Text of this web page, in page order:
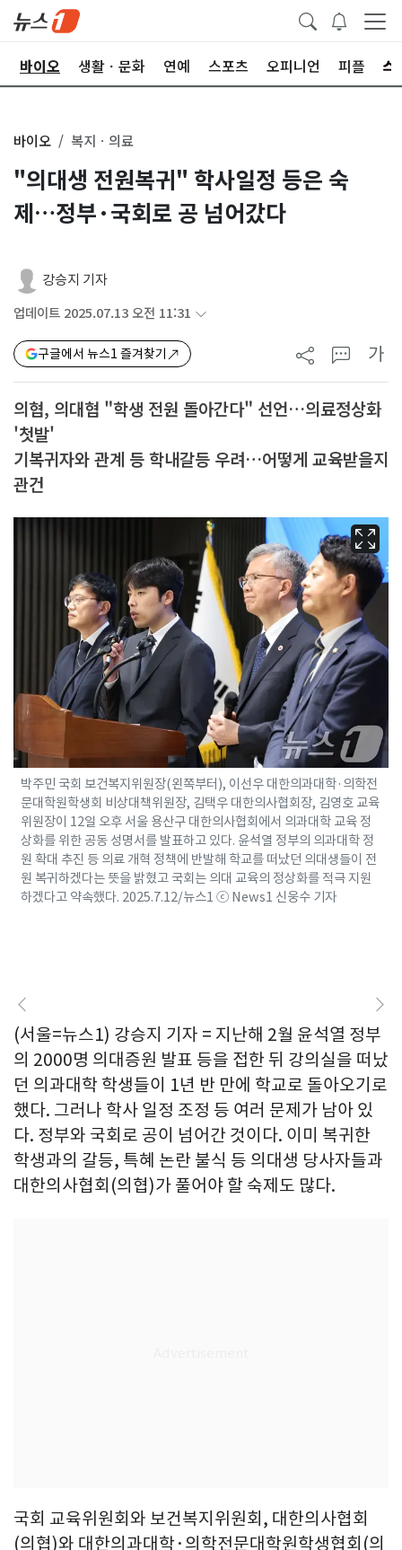
바이오 생활ㆍ문화 연예 스포츠 오피니언 피플
바이오 복지ㆍ의료
"의대생 전원복귀" 학사일정 등은 숙
제…정부·국회로 공 넘어갔다
강승지 기자
업데이트 2025.07.13 오전 11:31
구글에서 뉴스1 즐겨찾기 가
의협, 의대협 "학생 전원 돌아간다" 선언…의료정상화
'첫발'
기복귀자와 관계 등 학내갈등 우려…어떻게 교육받을지
관건
박주민 국회 보건복지위원장(왼쪽부터), 이선우 대한의과대학·의학전
문대학원학생회 비상대책위원장, 김택우 대한의사협회장, 김영호 교육
위원장이 12일 오후 서울 용산구 대한의사협회에서 의과대학 교육 정
상화를 위한 공동 성명서를 발표하고 있다. 윤석열 정부의 의과대학 정
원 확대 추진 등 의료 개혁 정책에 반발해 학교를 떠났던 의대생들이 전
원 복귀하겠다는 뜻을 밝혔고 국회는 의대 교육의 정상화를 적극 지원
하겠다고 약속했다. 2025.7.12/뉴스1 ⓒ News1 신웅수 기자
(서울=뉴스1) 강승지 기자 = 지난해 2월 윤석열 정부
의 2000명 의대증원 발표 등을 접한 뒤 강의실을 떠났
던 의과대학 학생들이 1년 반 만에 학교로 돌아오기로
했다. 그러나 학사 일정 조정 등 여러 문제가 남아 있
다. 정부와 국회로 공이 넘어간 것이다. 이미 복귀한
학생과의 갈등, 특혜 논란 불식 등 의대생 당사자들과
대한의사협회(의협)가 풀어야 할 숙제도 많다.
국회 교육위원회와 보건복지위원회, 대한의사협회
(의협)와 대한의과대학·의학전문대학원학생협회(의